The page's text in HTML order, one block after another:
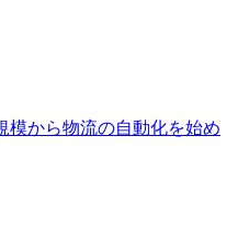
模から物流の自動化を始め